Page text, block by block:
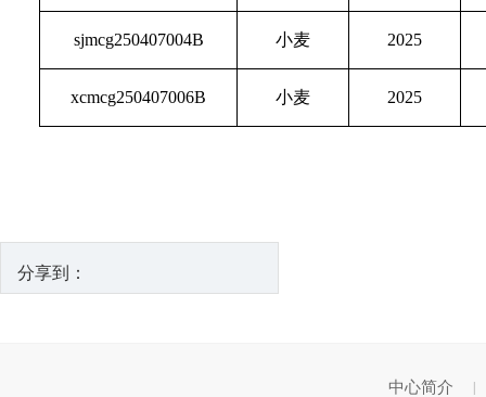
sjmcg250407004B 小麦 2025
xcmcg250407006B 小麦 2025
分享到：
中心简介